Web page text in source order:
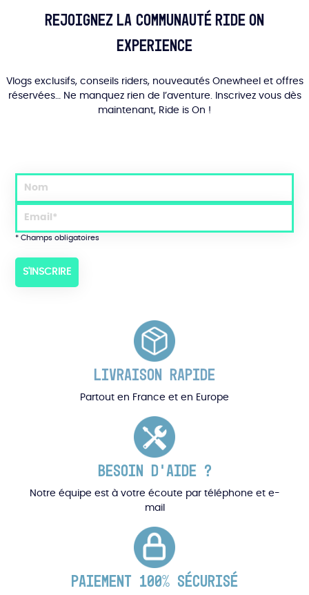
la
page
Rejoignez la communauté Ride On
Experience
Vlogs exclusifs, conseils riders, nouveautés Onewheel et offres
réservées… Ne manquez rien de l’aventure. Inscrivez vous dès
maintenant, Ride is On !
* Champs obligatoires
LIVRAISON RAPIDE
Partout en France et en Europe
BESOIN D'AIDE ?
Notre équipe est à votre écoute par téléphone et e-
mail
PAIEMENT 100% SÉCURISÉ